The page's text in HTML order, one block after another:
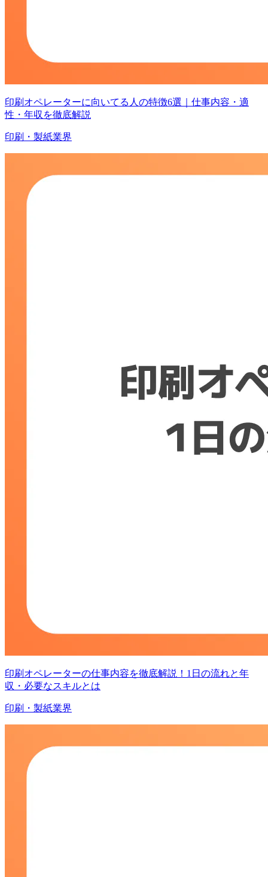
印刷オペレーターに向いてる人の特徴6選｜仕事内容・適
性・年収を徹底解説
印刷・製紙業界
印刷オペレーターの仕事内容を徹底解説！1日の流れと年
収・必要なスキルとは
印刷・製紙業界